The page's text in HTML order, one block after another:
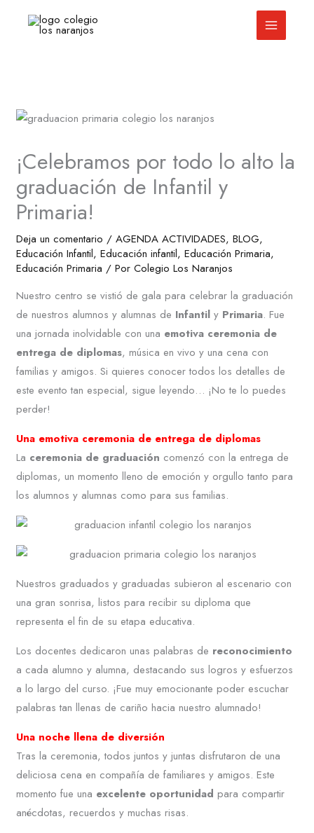
¡Celebramos por todo lo alto la
graduación de Infantil y
Primaria!
Deja un comentario /AGENDA ACTIVIDADES,BLOG,
Educación Infantil,Educación infantil,Educación Primaria,
Educación Primaria / PorColegio Los Naranjos
Nuestro centro se vistió de gala para celebrar la graduación
de nuestros alumnos y alumnas de Infantil y Primaria. Fue
una jornada inolvidable con una emotiva ceremonia de
entrega de diplomas, música en vivo y una cena con
familias y amigos. Si quieres conocer todos los detalles de
este evento tan especial, sigue leyendo… ¡No te lo puedes
perder!
Una emotiva ceremonia de entrega de diplomas
La ceremonia de graduación comenzó con la entrega de
diplomas, un momento lleno de emoción y orgullo tanto para
los alumnos y alumnas como para sus familias.
Nuestros graduados y graduadas subieron al escenario con
una gran sonrisa, listos para recibir su diploma que
representa el fin de su etapa educativa.
Los docentes dedicaron unas palabras de reconocimiento
a cada alumno y alumna, destacando sus logros y esfuerzos
a lo largo del curso. ¡Fue muy emocionante poder escuchar
palabras tan llenas de cariño hacia nuestro alumnado!
Una noche llena de diversión
Tras la ceremonia, todos juntos y juntas disfrutaron de una
deliciosa cena en compañía de familiares y amigos. Este
momento fue una excelente oportunidad para compartir
anécdotas, recuerdos y muchas risas.